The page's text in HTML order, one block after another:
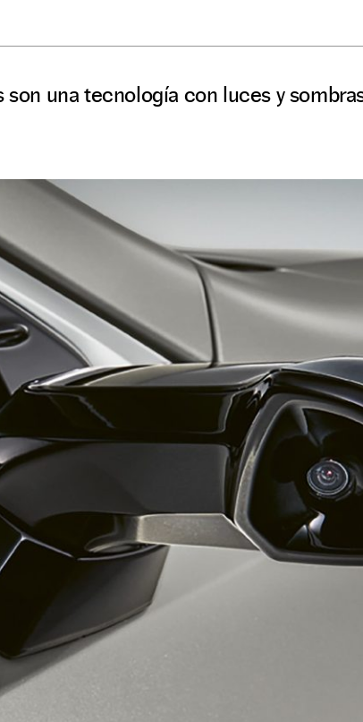
una tecnología con luces y